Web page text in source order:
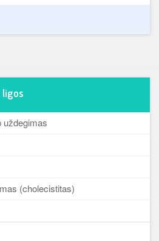
ligos
uždegimas
(cholecistitas)